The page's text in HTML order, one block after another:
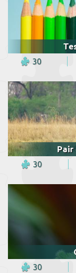
30
Pair
30
30